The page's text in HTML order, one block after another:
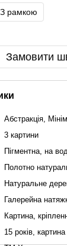
З рамкою
Замовити
Абстракція,
3 картини
Пігментна, на
Полотно
Натуральне
Галерейна
Картина,
15 років, картина